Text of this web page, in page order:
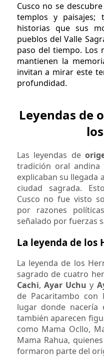
navegación
Cusco no se
templos y paisajes;
historias que sus
pueblos del Valle
paso del tiempo. Los
mantienen la
invitan a mirar este
profundidad.
Leyendas de
Las leyendas de
tradición oral andina
explicaban su llegada
ciudad sagrada.
Cusco no fue visto
por razones
señalado por fuerzas
La leyenda de los
La leyenda de los
sagrado de cuatro
Cachi, Ayar Uchu y
de Pacaritambo
lugar donde nacería
también aparecen
como Mama Ocllo,
Mama Rahua,
formaron parte del